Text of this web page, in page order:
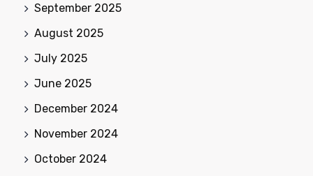
September 2025
August 2025
July 2025
June 2025
December 2024
November 2024
October 2024